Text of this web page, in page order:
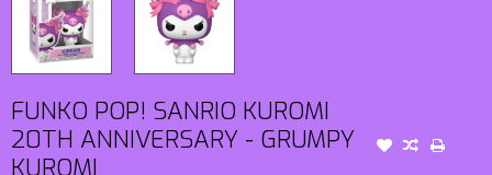
FUNKO POP! SANRIO KUROMI
20TH ANNIVERSARY - GRUMPY
KUROMI